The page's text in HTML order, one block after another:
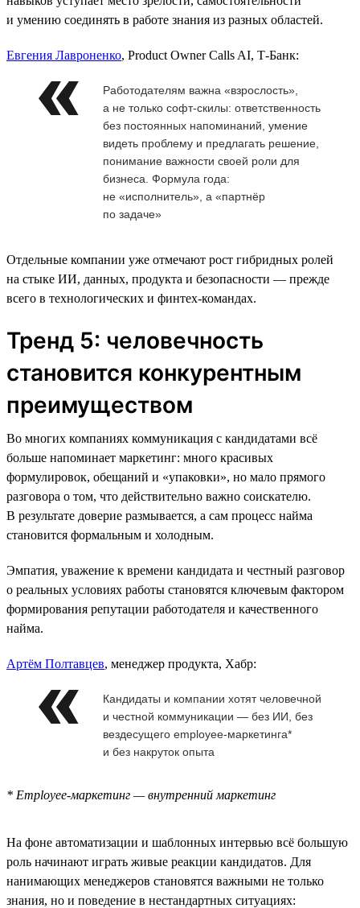
и умению соединять в работе знания из разных областей.
Евгения Лавроненко, Product Owner Calls AI, Т-Банк:
Работодателям важна «взрослость»,
а не только софт-скилы: ответственность
без постоянных напоминаний, умение
видеть проблему и предлагать решение,
понимание важности своей роли для
бизнеса. Формула года:
не «исполнитель», а «партнёр
по задаче»
Отдельные компании уже отмечают рост гибридных ролей
на стыке ИИ, данных, продукта и безопасности — прежде
всего в технологических и финтех-командах.
Тренд 5: человечность
становится конкурентным
преимуществом
Во многих компаниях коммуникация с кандидатами всё
больше напоминает маркетинг: много красивых
формулировок, обещаний и «упаковки», но мало прямого
разговора о том, что действительно важно соискателю.
В результате доверие размывается, а сам процесс найма
становится формальным и холодным.
Эмпатия, уважение к времени кандидата и честный разговор
о реальных условиях работы становятся ключевым фактором
формирования репутации работодателя и качественного
найма.
Артём Полтавцев, менеджер продукта, Хабр:
Кандидаты и компании хотят человечной
и честной коммуникации — без ИИ, без
вездесущего employee-маркетинга*
и без накруток опыта
* Employee-маркетинг — внутренний маркетинг
На фоне автоматизации и шаблонных интервью всё большую
роль начинают играть живые реакции кандидатов. Для
нанимающих менеджеров становятся важными не только
знания, но и поведение в нестандартных ситуациях: